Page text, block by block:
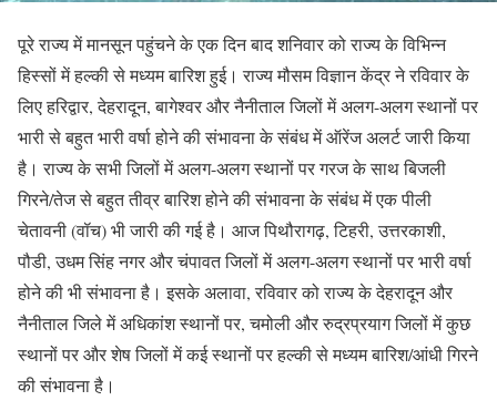
पूरे राज्य में मानसून पहुंचने के एक दिन बाद शनिवार को राज्य के विभिन्न
हिस्सों में हल्की से मध्यम बारिश हुई। राज्य मौसम विज्ञान केंद्र ने रविवार के
लिए हरिद्वार, देहरादून, बागेश्वर और नैनीताल जिलों में अलग-अलग स्थानों पर
भारी से बहुत भारी वर्षा होने की संभावना के संबंध में ऑरेंज अलर्ट जारी किया
है। राज्य के सभी जिलों में अलग-अलग स्थानों पर गरज के साथ बिजली
गिरने/तेज से बहुत तीव्र बारिश होने की संभावना के संबंध में एक पीली
चेतावनी (वॉच) भी जारी की गई है। आज पिथौरागढ़, टिहरी, उत्तरकाशी,
पौडी, उधम सिंह नगर और चंपावत जिलों में अलग-अलग स्थानों पर भारी वर्षा
होने की भी संभावना है। इसके अलावा, रविवार को राज्य के देहरादून और
नैनीताल जिले में अधिकांश स्थानों पर, चमोली और रुद्रप्रयाग जिलों में कुछ
स्थानों पर और शेष जिलों में कई स्थानों पर हल्की से मध्यम बारिश/आंधी गिरने
की संभावना है।